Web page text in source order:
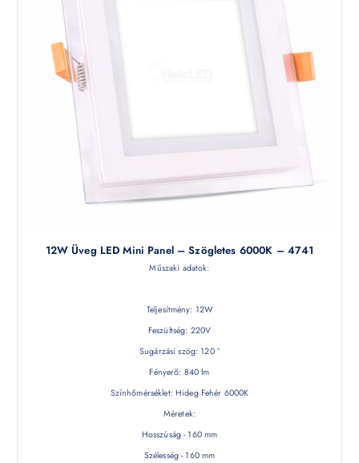
12W Üveg LED Mini Panel – Szögletes 6000K – 4741
Műszaki adatok:
Teljesítmény: 12W
Feszültség: 220V
Sugárzási szög: 120 °
Fényerő: 840 lm
Színhőmérséklet: Hideg Fehér 6000K
Méretek:
Hosszúság - 160 mm
Szélesség - 160 mm